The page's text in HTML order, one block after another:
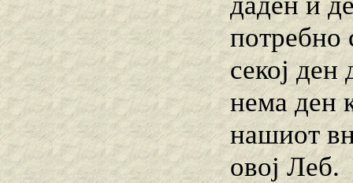
потребно
секој
нема ден
нашиот
овој Леб.